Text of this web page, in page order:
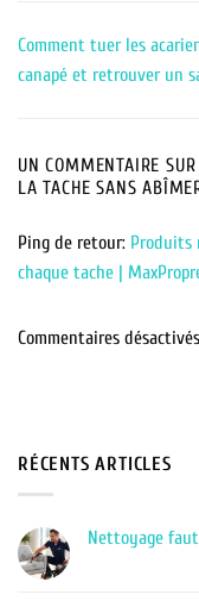
Comment tuer les
canapé et retrouver un
UN COMMENTAIRE
LA TACHE SANS
Ping de retour: Produits
chaque tache |
Commentaires désactivés
RÉCENTS ARTICLES
Nettoyage